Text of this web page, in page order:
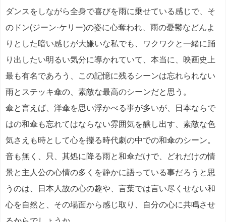
ダンスをしながら全身で喜びを雨に乗せている感じで、そ
のドン(ジーン·ケリー)の姿に心奪われ、雨の憂鬱などんよ
りとした暗い感じが大嫌いな私でも、ワクワクと一緒に踊
り出したい明るい気分に導かれていて、本当に、映画史上
最も有名であろう、この記憶に残るシーンは忘れられない
雨とステッキ傘の、素敵な最高のシーンだと思う。
傘と言えば、洋傘を思い浮かべる事が多いが、日本ならで
はの和傘も忘れてはならない雰囲気を醸し出す、素敵な色
気さえも時として心を擽る時代劇の中での和傘のシーン。
音も無く、只、其処に降る雨と和傘だけで、どれだけの情
景と主人公の心情の多くを静かに語っている事だろうと思
うのは、日本人故の心の趣や、言葉では言い尽くせない和
心を自然と、その場面から感じ取り、自分の心に共鳴させ